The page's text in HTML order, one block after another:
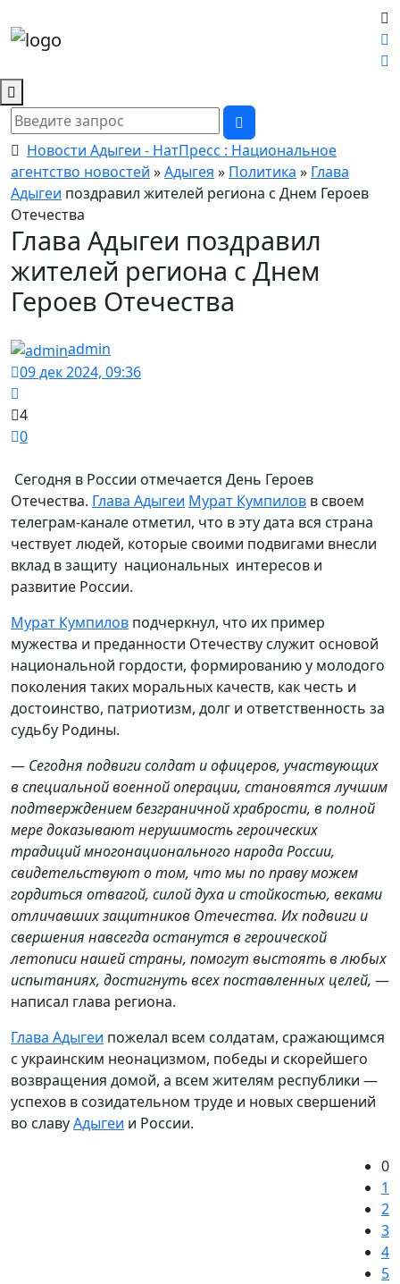
Новости Адыгеи - НатПресс : Национальное
агентство новостей »Адыгея » Политика » Глава
Адыгеи поздравил жителей региона с Днем Героев
Отечества
Глава Адыгеи поздравил
жителей региона с Днем
Героев Отечества
admin
09 дек 2024, 09:36
4
0
Сегодня в России отмечается День Героев
Отечества. Глава Адыгеи Мурат Кумпилов в своем
телеграм-канале отметил, что в эту дата вся страна
чествует людей, которые своими подвигами внесли
вклад в защиту национальных интересов и
развитие России.
Мурат Кумпилов подчеркнул, что их пример
мужества и преданности Отечеству служит основой
национальной гордости, формированию у молодого
поколения таких моральных качеств, как честь и
достоинство, патриотизм, долг и ответственность за
судьбу Родины.
— Сегодня подвиги солдат и офицеров, участвующих
в специальной военной операции, становятся лучшим
подтверждением безграничной храбрости, в полной
мере доказывают нерушимость героических
традиций многонационального народа России,
свидетельствуют о том, что мы по праву можем
гордиться отвагой, силой духа и стойкостью, веками
отличавших защитников Отечества. Их подвиги и
свершения навсегда останутся в героической
летописи нашей страны, помогут выстоять в любых
испытаниях, достигнуть всех поставленных целей, —
написал глава региона.
Глава Адыгеи пожелал всем солдатам, сражающимся
с украинским неонацизмом, победы и скорейшего
возвращения домой, а всем жителям республики —
успехов в созидательном труде и новых свершений
во славуАдыгеи и России.
0
1
2
3
4
5